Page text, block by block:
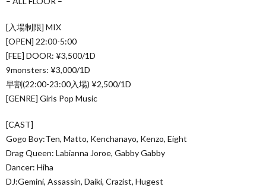
[入場制限] MIX
[OPEN] 22:00-5:00
[FEE] DOOR: ¥3,500/1D
9monsters: ¥3,000/1D
早割(22:00-23:00入場) ¥2,500/1D
[GENRE] Girls Pop Music
[CAST]
Gogo Boy:Ten, Matto, Kenchanayo, Kenzo, Eight
Drag Queen: Labianna Joroe, Gabby Gabby
Dancer: Hiha
DJ:Gemini, Assassin, Daiki, Crazist, Hugest